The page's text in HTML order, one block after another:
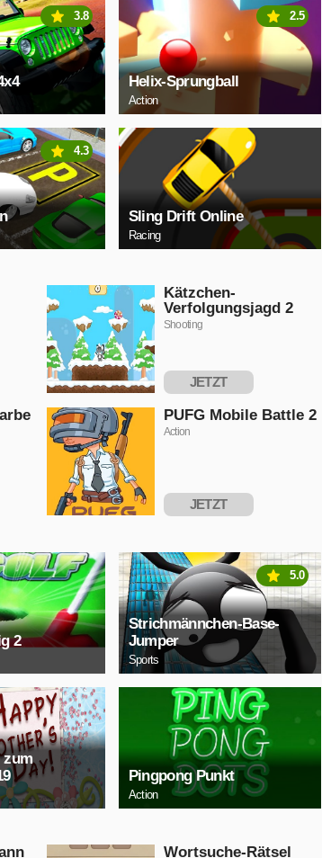
3.8
Helix-Sprungball
Action
2.5
4.3
Sling Drift Online
Racing
Kätzchen-
Verfolgungsjagd 2
Shooting
JETZT
PUFG Mobile Battle 2
Action
JETZT
2
Strichmännchen-Base-
Jumper
Sports
5.0
zum
Pingpong Punkt
Action
Wortsuche-Rätsel